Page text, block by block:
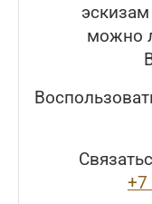
можно
+7